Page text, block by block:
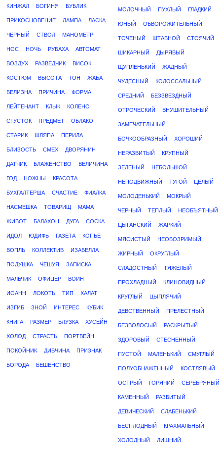
КИНЖАЛ БОГИНЯ БУБЛИК
ПРИКОСНОВЕНИЕ ЛАМПА ЛАСКА
ЧЕРНЫЙ СТВОЛ МАНОМЕТР
НОС НОЧЬ РУБАХА АВТОМАТ
ВОЗДУХ РАЗВЕДЧИК ВИСОК
КОСТЮМ ВЫСОТА ТОН ЖАБА
БЕЛИЗНА ПРИЧИНА ФОРМА
ЛЕЙТЕНАНТ КЛЫК КОЛЕНО
СГУСТОК ПРЕДМЕТ ОБЛАКО
СТАРИК ШЛЯПА ПЕРИЛА
БЛИЗОСТЬ СМЕХ ДВОРЯНИН
ДАТЧИК БЛАЖЕНСТВО ВЕЛИЧИНА
ГОД НОЖНЫ КРАСОТА
БУХГАЛТЕРША СЧАСТИЕ ФИАЛКА
НАСМЕШКА ТОВАРИЩ МАМА
ЖИВОТ БАЛАХОН ДУГА СОСКА
ИДОЛ ЮДИФЬ ГАЗЕТА КОПЬЕ
ВОПЛЬ КОЛЛЕКТИВ ИЗАБЕЛЛА
ПОДУШКА ЧЕШУЯ ЗАПИСКА
МАЛЬЧИК ОФИЦЕР ВОИН
ИОАНН ЛОКОТЬ ТИП ХАЛАТ
ИЗГИБ ЗНОЙ ИНТЕРЕС КУБИК
КНИГА РАЗМЕР БЛУЗКА ХУСЕЙН
ХОЛОД СТРАСТЬ ПОРТВЕЙН
ПОКОЙНИК ДИВЧИНА ПРИЗНАК
БОРОДА БЕШЕНСТВО
МОЛОЧНЫЙ ПУХЛЫЙ ГЛАДКИЙ
ЮНЫЙ ОБВОРОЖИТЕЛЬНЫЙ
ТОЧЕНЫЙ ШТАБНОЙ СТОЯЧИЙ
ШИКАРНЫЙ ДЫРЯВЫЙ
ЩУПЛЕНЬКИЙ ЖАДНЫЙ
ЧУДЕСНЫЙ КОЛОССАЛЬНЫЙ
СРЕДНИЙ БЕЗЗВЕЗДНЫЙ
ОТРОЧЕСКИЙ ВНУШИТЕЛЬНЫЙ
ЗАМЕЧАТЕЛЬНЫЙ
БОЧКООБРАЗНЫЙ ХОРОШИЙ
НЕРАЗВИТЫЙ КРУПНЫЙ
ЗЕЛЕНЫЙ НЕБОЛЬШОЙ
НЕПОДВИЖНЫЙ ТУГОЙ ЦЕЛЫЙ
МОЛОДЕНЬКИЙ МОКРЫЙ
ЧЕРНЫЙ ТЕПЛЫЙ НЕОБЪЯТНЫЙ
ЦЫГАНСКИЙ ЖАРКИЙ
МЯСИСТЫЙ НЕОБОЗРИМЫЙ
ЖИРНЫЙ ОКРУГЛЫЙ
СЛАДОСТНЫЙ ТЯЖЕЛЫЙ
ПРОХЛАДНЫЙ КЛИНОВИДНЫЙ
КРУГЛЫЙ ЦЫПЛЯЧИЙ
ДЕВСТВЕННЫЙ ПРЕЛЕСТНЫЙ
БЕЗВОЛОСЫЙ РАСКРЫТЫЙ
ЗДОРОВЫЙ СТЕСНЕННЫЙ
ПУСТОЙ МАЛЕНЬКИЙ СМУГЛЫЙ
ПОЛУОБНАЖЕННЫЙ КОСТЛЯВЫЙ
ОСТРЫЙ ГОРЯЧИЙ СЕРЕБРЯНЫЙ
КАМЕННЫЙ РАЗБИТЫЙ
ДЕВИЧЕСКИЙ СЛАБЕНЬКИЙ
БЕСПЛОДНЫЙ КРАХМАЛЬНЫЙ
ХОЛОДНЫЙ ЛИШНИЙ